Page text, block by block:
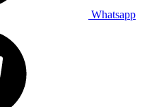
Whatsapp